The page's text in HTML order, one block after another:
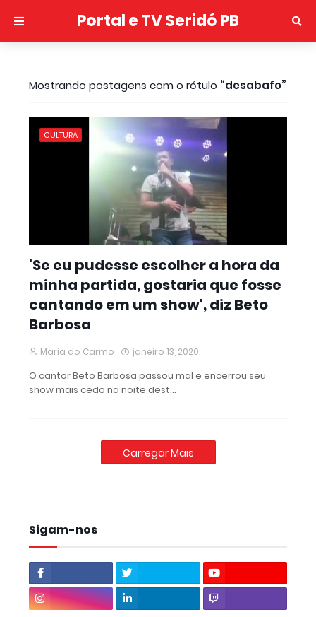
Portal e TV Seridó PB
Mostrando postagens com o rótulo desabafo
CULTURA
'Se eu pudesse escolher a hora da
minha partida, gostaria que fosse
cantando em um show', diz Beto
Barbosa
Maria do Carmo janeiro 13, 2020
O cantor Beto Barbosa passou mal e encerrou seu
show mais cedo na noite dest…
Carregar Mais
Sigam-nos